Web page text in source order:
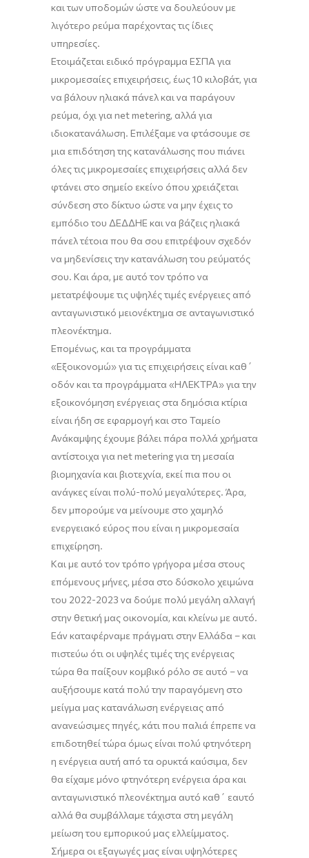
και των υποδομών ώστε να δουλεύουν με
λιγότερο ρεύμα παρέχοντας τις ίδιες
υπηρεσίες.
Ετοιμάζεται ειδικό πρόγραμμα ΕΣΠΑ για
μικρομεσαίες επιχειρήσεις, έως 10 κιλοβάτ, για
να βάλουν ηλιακά πάνελκαι να παράγουν
ρεύμα, όχι για netmetering, αλλά για
ιδιοκατανάλωση. Επιλέξαμε να φτάσουμε σε
μια επιδότηση της κατανάλωσης που πιάνει
όλες τις μικρομεσαίες επιχειρήσεις αλλά δεν
φτάνει στο σημείο εκείνο όπου χρειάζεται
σύνδεση στο δίκτυο ώστε να μην έχεις το
εμπόδιο του ΔΕΔΔΗΕ και να βάζεις ηλιακά
πάνελτέτοια που θα σου επιτρέψουν σχεδόν
να μηδενίσεις την κατανάλωση του ρεύματός
σου. Και άρα, με αυτό τον τρόπο να
μετατρέψουμε τις υψηλές τιμές ενέργειες από
ανταγωνιστικό μειονέκτημα σε ανταγωνιστικό
πλεονέκτημα.
Επομένως, και τα προγράμματα
«Εξοικονομώ»για τις επιχειρήσεις είναι καθ΄
οδόν και τα προγράμματα «ΗΛΕΚΤΡΑ»για την
εξοικονόμηση ενέργειας στα δημόσια κτίρια
είναι ήδη σε εφαρμογή και στο Ταμείο
Ανάκαμψης έχουμε βάλει πάρα πολλά χρήματα
αντίστοιχα για netmeteringγια τη μεσαία
βιομηχανία και βιοτεχνία, εκεί πια που οι
ανάγκες είναι πολύ-πολύ μεγαλύτερες. Άρα,
δεν μπορούμε να μείνουμε στο χαμηλό
ενεργειακό εύρος που είναι η μικρομεσαία
επιχείρηση.
Και με αυτό τον τρόπο γρήγορα μέσα στους
επόμενους μήνες, μέσα στο δύσκολο χειμώνα
του 2022-2023 να δούμε πολύ μεγάλη αλλαγή
στην θετική μας οικονομία, και κλείνω με αυτό.
Εάν καταφέρναμε πράγματι στην Ελλάδα –και
πιστεύω ότι οι υψηλές τιμές της ενέργειας
τώρα θα παίξουν κομβικό ρόλο σε αυτό –να
αυξήσουμε κατά πολύ την παραγόμενη στο
μείγμα μας κατανάλωση ενέργειας από
ανανεώσιμες πηγές, κάτι που παλιά έπρεπε να
επιδοτηθεί τώρα όμως είναι πολύ φτηνότερη
η ενέργεια αυτή από τα ορυκτά καύσιμα, δεν
θα είχαμε μόνο φτηνότερη ενέργεια άρα και
ανταγωνιστικό πλεονέκτημα αυτό καθ΄ εαυτό
αλλά θα συμβάλλαμε τάχιστα στη μεγάλη
μείωση του εμπορικού μας ελλείμματος.
Σήμερα οι εξαγωγές μας είναι υψηλότερες